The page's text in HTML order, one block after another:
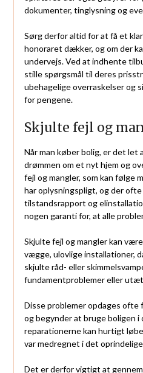
dokumenter, tinglysning og
Sørg derfor altid for at få et
honoraret dækker, og om der
undervejs. Ved at indhente
stille spørgsmål til deres
ubehagelige overraskelser og
for pengene.
Skjulte fejl og
Når man køber bolig, er det let
drømmen om et nyt hjem og
fejl og mangler, som kan følge
har oplysningspligt, og der
tilstandsrapport og
nogen garanti for, at alle
Skjulte fejl og mangler kan
vægge, ulovlige installationer,
skjulte råd- eller
fundamentproblemer eller
Disse problemer opdages
og begynder at bruge boligen i
reparationerne kan hurtigt
var medregnet i det
Det er derfor vigtigt at